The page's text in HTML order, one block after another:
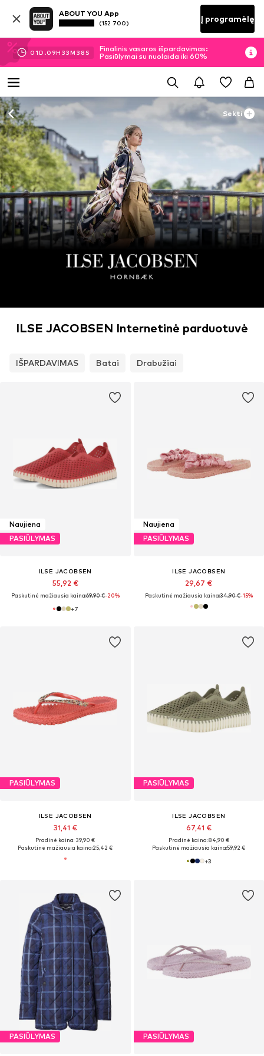
ABOUT YOU App
(152 700) Į programėlę
01D.09H 33M 37 S
Finalinis vasaros išpardavimas:
Pasiūlymai su nuolaida iki 60%
Sekti
ILSE JACOBSEN Internetinė parduotuvė
IŠPARDAVIMAS Batai Drabužiai
Naujiena
PASIŪLYMAS
ILSE JACOBSEN
55,92 €
Paskutinė mažiausia kaina:69,90 €-20%
+7
Naujiena
PASIŪLYMAS
ILSE JACOBSEN
29,67 €
Paskutinė mažiausia kaina:34,90 €-15%
PASIŪLYMAS
ILSE JACOBSEN
31,41 €
Pradinė kaina: 39,90 €
Paskutinė mažiausia kaina:25,42 €
PASIŪLYMAS
ILSE JACOBSEN
67,41 €
Pradinė kaina: 84,90 €
Paskutinė mažiausia kaina:59,92 €
+3
PASIŪLYMAS PASIŪLYMAS